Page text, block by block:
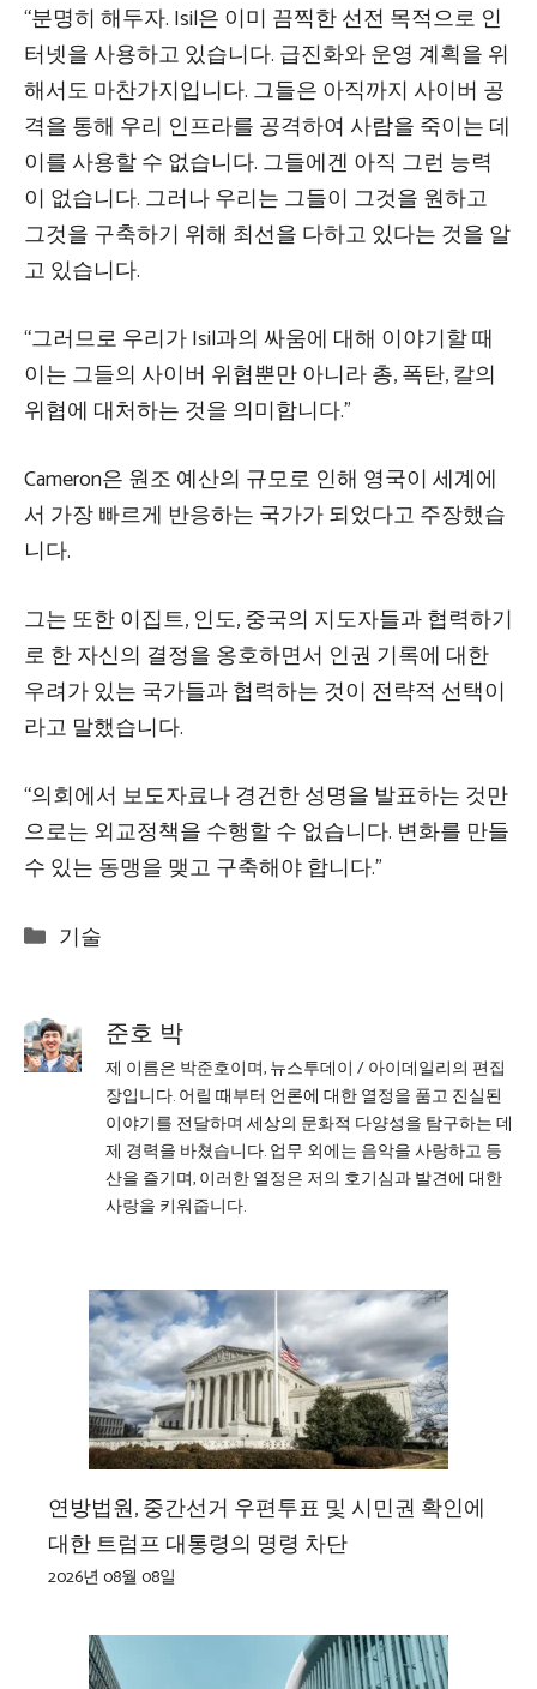
“분명히 해두자. Isil은 이미 끔찍한 선전 목적으로 인
터넷을 사용하고 있습니다. 급진화와 운영 계획을 위
해서도 마찬가지입니다. 그들은 아직까지 사이버 공
격을 통해 우리 인프라를 공격하여 사람을 죽이는 데
이를 사용할 수 없습니다. 그들에겐 아직 그런 능력
이 없습니다. 그러나 우리는 그들이 그것을 원하고
그것을 구축하기 위해 최선을 다하고 있다는 것을 알
고 있습니다.
“그러므로 우리가 Isil과의 싸움에 대해 이야기할 때
이는 그들의 사이버 위협뿐만 아니라 총, 폭탄, 칼의
위협에 대처하는 것을 의미합니다.”
Cameron은 원조 예산의 규모로 인해 영국이 세계에
서 가장 빠르게 반응하는 국가가 되었다고 주장했습
니다.
그는 또한 이집트, 인도, 중국의 지도자들과 협력하기
로 한 자신의 결정을 옹호하면서 인권 기록에 대한
우려가 있는 국가들과 협력하는 것이 전략적 선택이
라고 말했습니다.
“의회에서 보도자료나 경건한 성명을 발표하는 것만
으로는 외교정책을 수행할 수 없습니다. 변화를 만들
수 있는 동맹을 맺고 구축해야 합니다.”
Categories
기술
준호 박
제 이름은 박준호이며, 뉴스투데이 / 아이데일리의 편집
장입니다. 어릴 때부터 언론에 대한 열정을 품고 진실된
이야기를 전달하며 세상의 문화적 다양성을 탐구하는 데
제 경력을 바쳤습니다. 업무 외에는 음악을 사랑하고 등
산을 즐기며, 이러한 열정은 저의 호기심과 발견에 대한
사랑을 키워줍니다.
연방법원, 중간선거 우편투표 및 시민권 확인에
대한 트럼프 대통령의 명령 차단
2026년 08월 08일